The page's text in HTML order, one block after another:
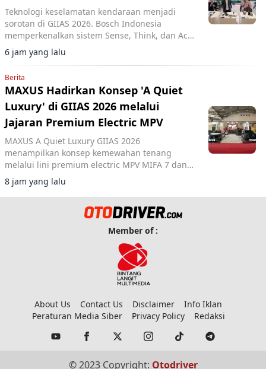
Teknologi keselamatan kendaraan menjadi
sorotan di GIIAS 2026. Bosch Indonesia
memperkenalkan sistem Sense, Think, dan Act
yang membantu pengemudi.
6 jam yang lalu
Berita
MAXUS Hadirkan Konsep 'A Quiet
Luxury' di GIIAS 2026 melalui
Jajaran Premium Electric MPV
MAXUS A Quiet Luxury GIIAS 2026
menampilkan konsep kemewahan tenang
melalui lini premium electric MPV MIFA 7 dan
MIFA 9 di ICE BSD City.
8 jam yang lalu
Member of :
About Us Contact Us Disclaimer
Info Iklan
Peraturan Media Siber
Privacy Policy Redaksi
© 2023 Copyright: Otodriver